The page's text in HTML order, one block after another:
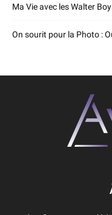
Ma Vie avec les Walter
On sourit pour la Photo :